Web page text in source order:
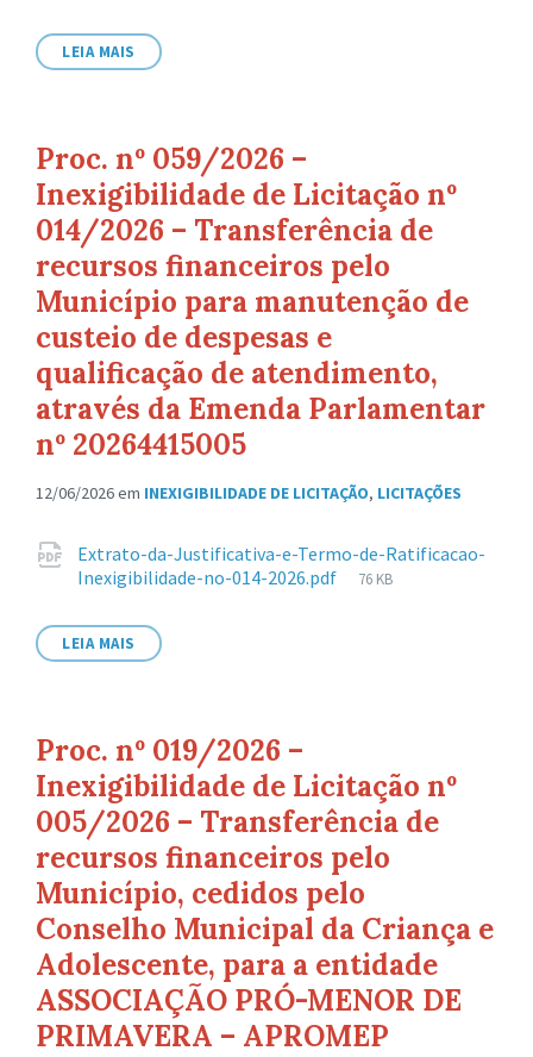
LEIA MAIS
Proc. nº 059/2026 –
Inexigibilidade de Licitação nº
014/2026 – Transferência de
recursos financeiros pelo
Município para manutenção de
custeio de despesas e
qualificação de atendimento,
através da Emenda Parlamentar
nº 20264415005
12/06/2026em INEXIGIBILIDADE DE LICITAÇÃO, LICITAÇÕES
Anexos
Extrato-da-Justificativa-e-Termo-de-Ratificacao-
Inexigibilidade-no-014-2026.pdf
Tamanho
76 KB
LEIA MAIS
Proc. nº 019/2026 –
Inexigibilidade de Licitação nº
005/2026 – Transferência de
recursos financeiros pelo
Município, cedidos pelo
Conselho Municipal da Criança e
Adolescente, para a entidade
ASSOCIAÇÃO PRÓ-MENOR DE
PRIMAVERA – APROMEP